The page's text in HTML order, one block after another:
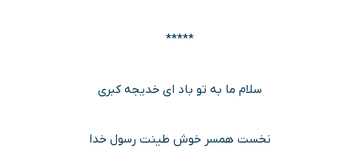
*****
سلام ما به تو باد ای خدیجه کبری
نخست همسر خوش طینت رسول خدا